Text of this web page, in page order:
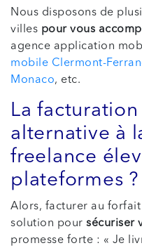
Nous disposons de
villes pour vous
agence application
mobile Clermont-
Monaco, etc.
La
alternative à
freelance
plateformes ?
Alors, facturer au
solution pour sécuriser
promesse forte : « Je